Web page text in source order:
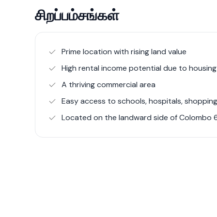
Prominent schools such as St. Peter’s
and Hindu College are close by. A little
Gateway College, and higher education
Hospitals such as Delmon Hospital and the
cover the healthcare needs while several
Finding an apartment on the landward side
developments are keen to offer ocean
the beach but at a slight distance benefit
சிறப்பம்சங்கள்
Prime location with rising land value
High rental income potential due to
A thriving commercial area
Easy access to schools, hospitals,
Located on the landward side of Colombo